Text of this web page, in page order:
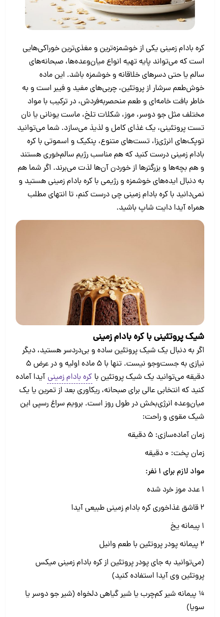
کره بادام زمینی یکی از خوشمزه‌ترین و مغذی‌ترین خوراکی‌هایی‌
است که می‌تواند پایه‌ تهیه انواع میان‌وعده‌ها، صبحانه‌های
سالم یا حتی دسرهای خلاقانه و خوشمزه باشد. این ماده
خوش‌طعم سرشار از پروتئین، چربی‌های مفید و فیبر است و به
‌خاطر بافت خامه‌ای و طعم منحصربه‌فردش، در ترکیب با مواد
مختلف مثل جو دوسر، موز، شکلات تلخ، ماست یونانی یا نان
تست پروتئینی، یک غذای کامل و لذیذ می‌سازد. شما می‌توانید
توپک‌های انرژی‌زا، تست‌های متنوع، پنکیک و اسموتی با کره
بادام زمینی درست کنید که هم مناسب رژیم سالم‌خوری هستند
و هم بچه‌ها و بزرگترها از خوردن آن‌ها لذت می‌برند. اگر شما هم
به دنبال ایده‌های خوشمزه و رژیمی با کره بادام زمینی هستید و
نمی‌دانید با کره بادام زمینی چی درست کنم، تا انتهای مطلب
همراه آیدا دایت شاپ باشید.
شیک پروتئینی با کره بادام زمینی
اگر به دنبال یک شیک پروتئین ساده و بی‌دردسر هستید، دیگر
نیازی به جست‌وجو نیست. تنها با 5 ماده اولیه و در عرض 5
دقیقه می‌توانید یک شیک پروتئین با کره بادام زمینی آیدا آماده
کنید که انتخابی عالی برای صبحانه، ریکاوری بعد از تمرین یا یک
میان‌وعده‌ انرژی‌بخش در طول روز است. برویم سراغ رسپی این
شیک مقوی و راحت:
زمان آماده‌سازی: 5 دقیقه
زمان پخت: 0 دقیقه
مواد لازم برای 1 نفر:
1 عدد موز خرد شده
2 قاشق غذاخوری کره بادام زمینی طبیعی آیدا
1 پیمانه یخ
2 پیمانه پودر پروتئین با طعم وانیل
(می‌توانید به جای پودر پروتئین از کره بادام زمینی میکس
پروتئین وی آیدا استفاده کنید)
¼ پیمانه شیر کم‌چرب یا شیر گیاهی دلخواه (شیر جو دوسر یا
سویا)